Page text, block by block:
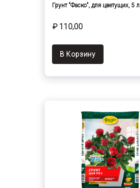
Грунт "Фаско", для цветущих, 5 л
₽ 110,00
В Корзину